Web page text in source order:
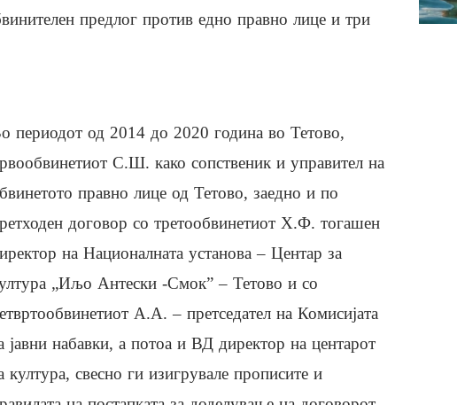
предлог против едно правно лице и три
периодот од 2014 до 2020 година во Тетово,
С.Ш. како сопственик и управител на
правно лице од Тетово, заедно и по
договор со третообвинетиот Х.Ф. тогашен
на Националната установа – Центар за
„Иљо Антески -Смок” – Тетово и со
А.А. – претседател на Комисијата
јавни набавки, а потоа и ВД директор на центарот
култура, свесно ги изигрувале прописите и